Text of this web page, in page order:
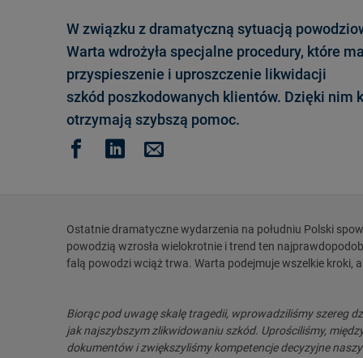
W związku z dramatyczną sytuacją
Warta wdrożyła specjalne procedury, które
przyspieszenie i uproszczenie likwidacji
szkód poszkodowanych klientów. Dzięki nim
otrzymają szybszą pomoc.
Ostatnie dramatyczne wydarzenia na południu Polski
powodzią wzrosła wielokrotnie i trend ten
falą powodzi wciąż trwa. Warta podejmuje wszelkie kroki,
Biorąc pod uwagę skalę tragedii, wprowadziliśmy szereg
jak najszybszym zlikwidowaniu szkód. Uprościliśmy,
dokumentów i zwiększyliśmy kompetencje decyzyjne